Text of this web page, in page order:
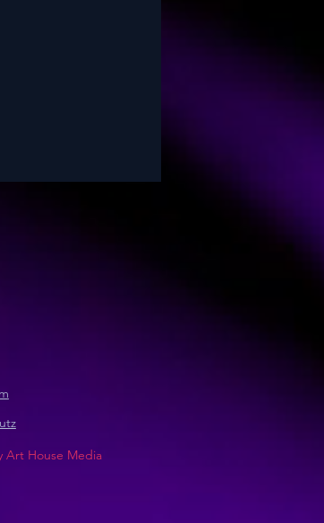
Art House Media